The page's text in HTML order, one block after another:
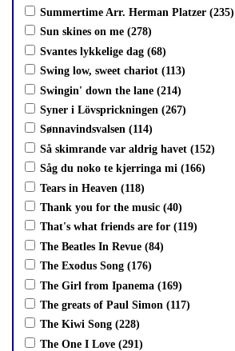
Summertime Arr. Herman Platzer (235)
Sun skines on me (278)
Svantes lykkelige dag (68)
Swing low, sweet chariot (113)
Swingin' down the lane (214)
Syner i Lövsprickningen (267)
Sønnavindsvalsen (114)
Så skimrande var aldrig havet (152)
Såg du noko te kjerringa mi (166)
Tears in Heaven (118)
Thank you for the music (40)
That's what friends are for (119)
The Beatles In Revue (84)
The Exodus Song (176)
The Girl from Ipanema (169)
The greats of Paul Simon (117)
The Kiwi Song (228)
The One I Love (291)